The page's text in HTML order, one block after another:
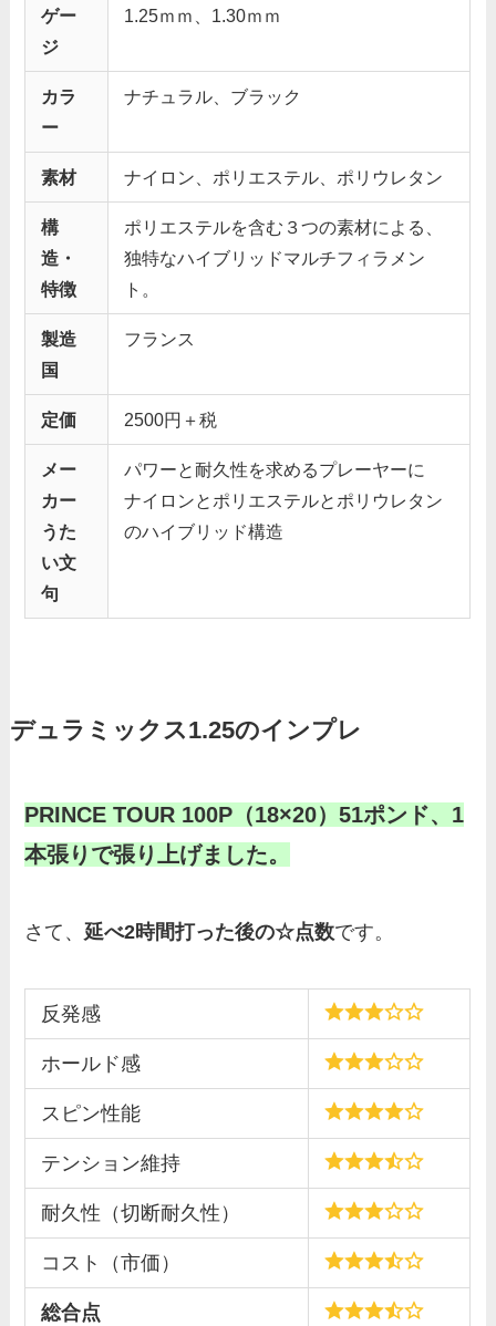
ゲー
ジ
1.25ｍｍ、1.30ｍｍ
カラ
ー
ナチュラル、ブラック
素材 ナイロン、ポリエステル、ポリウレタン
構
造・
特徴
ポリエステルを含む３つの素材による、
独特なハイブリッドマルチフィラメン
ト。
製造
国
フランス
定価 2500円＋税
メー
カー
うた
い文
句
パワーと耐久性を求めるプレーヤーに
ナイロンとポリエステルとポリウレタン
のハイブリッド構造
デュラミックス1.25のインプレ
PRINCE TOUR 100P（18×20）51ポンド、1
本張りで張り上げました。
さて、延べ2時間打った後の☆点数です。
反発感
ホールド感
スピン性能
テンション維持
耐久性（切断耐久性）
コスト（市価）
総合点